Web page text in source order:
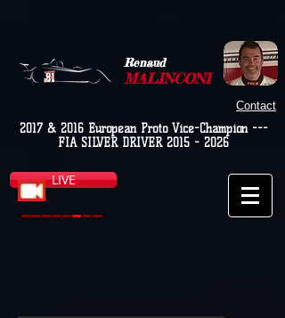
Renaud
MALINCONI
Contact
2017 & 2016 European Proto Vice-Champion ---
FIA SILVER DRIVER 2015 - 2026
LIVE